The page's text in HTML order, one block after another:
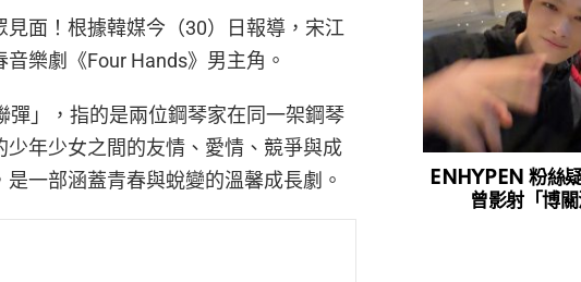
面！根據韓媒今（30）日報導，宋江
樂劇《Four Hands》男主角。
彈」，指的是兩位鋼琴家在同一架鋼琴
年少女之間的友情、愛情、競爭與成
一部涵蓋青春與蛻變的溫馨成長劇。
ENHYPEN 粉絲
曾影射「博